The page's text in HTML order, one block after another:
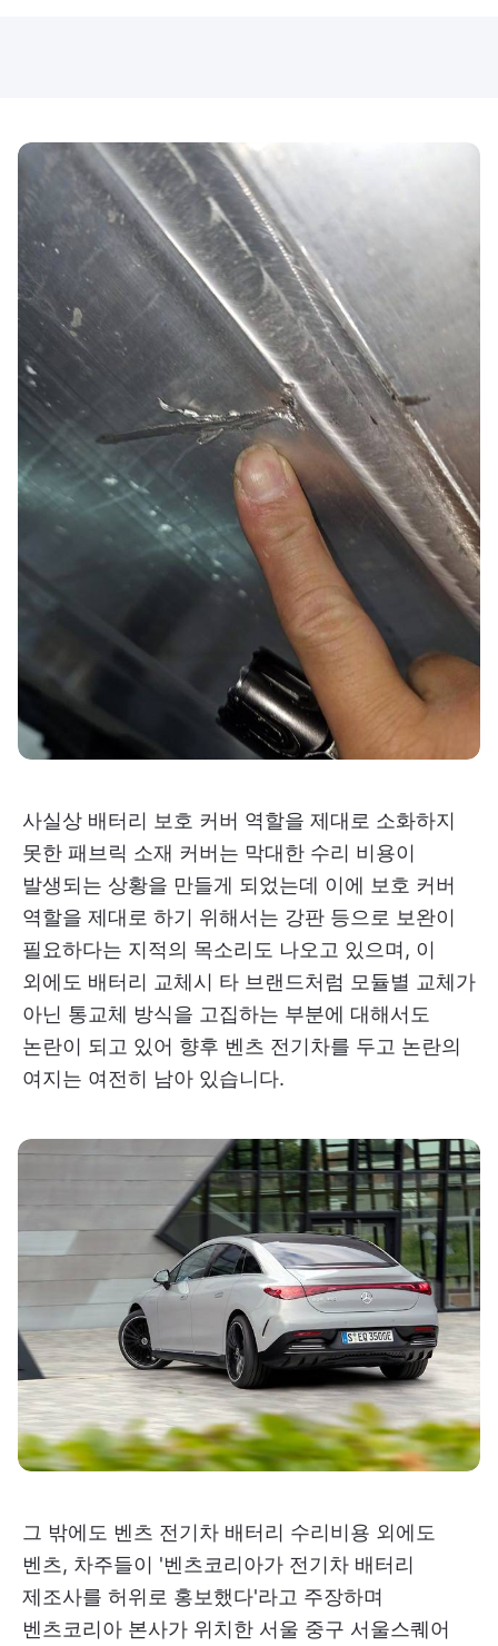
사실상 배터리 보호 커버 역할을 제대로 소화하지
못한 패브릭 소재 커버는 막대한 수리 비용이
발생되는 상황을 만들게 되었는데 이에 보호 커버
역할을 제대로 하기 위해서는 강판 등으로 보완이
필요하다는 지적의 목소리도 나오고 있으며, 이
외에도 배터리 교체시 타 브랜드처럼 모듈별 교체가
아닌 통교체 방식을 고집하는 부분에 대해서도
논란이 되고 있어 향후 벤츠 전기차를 두고 논란의
여지는 여전히 남아 있습니다.
그 밖에도 벤츠 전기차 배터리 수리비용 외에도
벤츠, 차주들이 '벤츠코리아가 전기차 배터리
제조사를 허위로 홍보했다'라고 주장하며
벤츠코리아 본사가 위치한 서울 중구 서울스퀘어